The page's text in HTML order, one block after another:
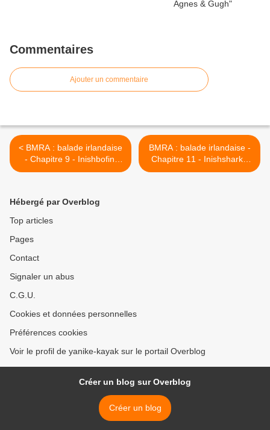
Commentaires
Ajouter un commentaire
< BMRA : balade irlandaise
- Chapitre 9 - Inishbofin,
l'âme irlandaise
BMRA : balade irlandaise -
Chapitre 11 - Inishshark -
Clifden Echo Beach >
Hébergé par Overblog
Top articles
Pages
Contact
Signaler un abus
C.G.U.
Cookies et données personnelles
Préférences cookies
Voir le profil de yanike-kayak sur le portail Overblog
Créer un blog sur Overblog
Créer un blog